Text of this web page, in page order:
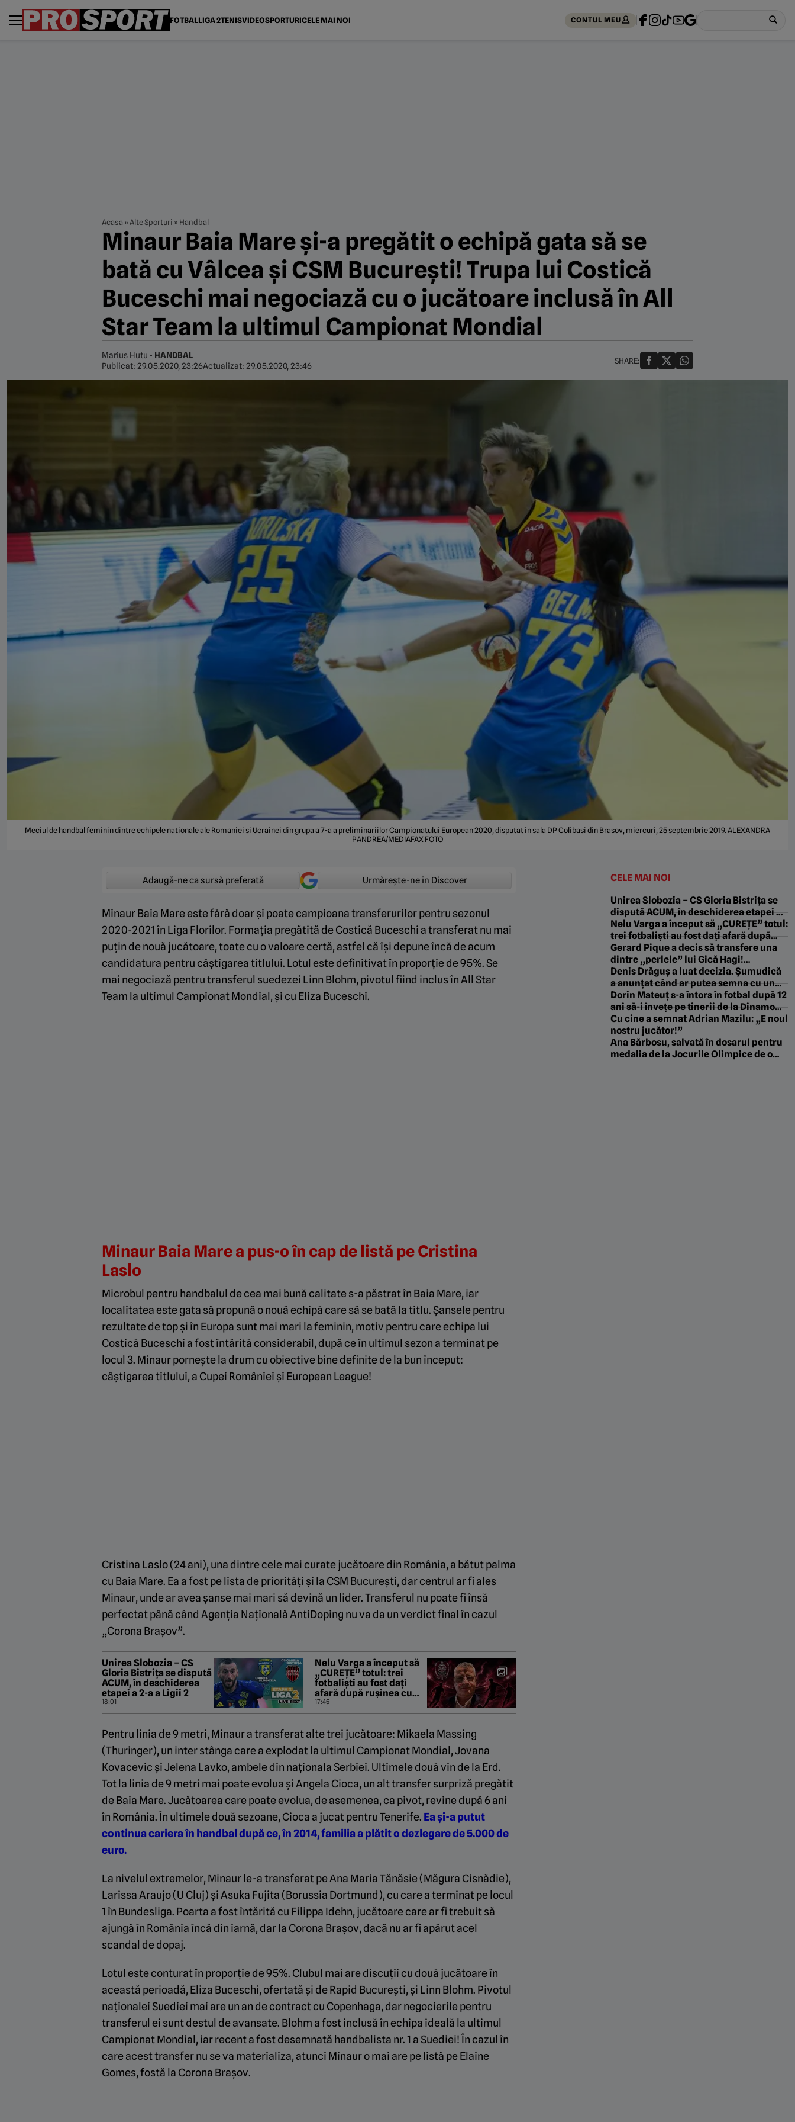
FOTBALLIGA 2TENISVIDEOSPORTURICELE MAI NOI CONTUL MEU
Acasa »Alte Sporturi » Handbal
Minaur Baia Mare și-a pregătit o echipă gata să se
bată cu Vâlcea și CSM București! Trupa lui Costică
Buceschi mai negociază cu o jucătoare inclusă în All
Star Team la ultimul Campionat Mondial
Marius Hutu • HANDBAL
Publicat: 29.05.2020, 23:26Actualizat: 29.05.2020, 23:46
SHARE:
Meciul de handbal feminin dintre echipele nationale ale Romaniei si Ucrainei din grupa a 7-a a preliminariilor Campionatului European 2020, disputat in sala DP Colibasi din Brasov, miercuri, 25 septembrie 2019. ALEXANDRA
PANDREA/MEDIAFAX FOTO
Adaugă-ne ca sursă preferată Urmărește-ne în Discover
Minaur Baia Mare este fără doar și poate campioana transferurilor pentru sezonul
2020-2021 în Liga Florilor. Formația pregătită de Costică Buceschi a transferat nu mai
puțin de nouă jucătoare, toate cu o valoare certă, astfel că își depune încă de acum
candidatura pentru câștigarea titlului. Lotul este definitivat în proporție de 95%. Se
mai negociază pentru transferul suedezei Linn Blohm, pivotul fiind inclus în All Star
Team la ultimul Campionat Mondial, și cu Eliza Buceschi.
Minaur Baia Mare a pus-o în cap de listă pe Cristina
Laslo
Microbul pentru handbalul de cea mai bună calitate s-a păstrat în Baia Mare, iar
localitatea este gata să propună o nouă echipă care să se bată la titlu. Șansele pentru
rezultate de top și în Europa sunt mai mari la feminin, motiv pentru care echipa lui
Costică Buceschi a fost întărită considerabil, după ce în ultimul sezon a terminat pe
locul 3. Minaur pornește la drum cu obiective bine definite de la bun început:
câștigarea titlului, a Cupei României și European League!
Cristina Laslo (24 ani), una dintre cele mai curate jucătoare din România, a bătut palma
cu Baia Mare. Ea a fost pe lista de priorități și la CSM București, dar centrul ar fi ales
Minaur, unde ar avea șanse mai mari să devină un lider. Transferul nu poate fi însă
perfectat până când Agenția Națională AntiDoping nu va da un verdict final în cazul
„Corona Brașov”.
Unirea Slobozia – CS
Gloria Bistrița se dispută
ACUM, în deschiderea
etapei a 2-a a Ligii 2
18:01
Nelu Varga a început să
„CUREȚE” totul: trei
fotbaliști au fost dați
afară după rușinea cu
Tromso!
17:45
Pentru linia de 9 metri, Minaur a transferat alte trei jucătoare: Mikaela Massing
(Thuringer), un inter stânga care a explodat la ultimul Campionat Mondial, Jovana
Kovacevic și Jelena Lavko, ambele din naționala Serbiei. Ultimele două vin de la Erd.
Tot la linia de 9 metri mai poate evolua și Angela Cioca, un alt transfer surpriză pregătit
de Baia Mare. Jucătoarea care poate evolua, de asemenea, ca pivot, revine după 6 ani
în România. În ultimele două sezoane, Cioca a jucat pentru Tenerife. Ea și-a putut
continua cariera în handbal după ce, în 2014, familia a plătit o dezlegare de 5.000 de
euro.
La nivelul extremelor, Minaur le-a transferat pe Ana Maria Tănăsie (Măgura Cisnădie),
Larissa Araujo (U Cluj) și Asuka Fujita (Borussia Dortmund), cu care a terminat pe locul
1 în Bundesliga. Poarta a fost întărită cu Filippa Idehn, jucătoare care ar fi trebuit să
ajungă în România încă din iarnă, dar la Corona Brașov, dacă nu ar fi apărut acel
scandal de dopaj.
Lotul este conturat în proporție de 95%. Clubul mai are discuții cu două jucătoare în
această perioadă, Eliza Buceschi, ofertată și de Rapid București, și Linn Blohm. Pivotul
naționalei Suediei mai are un an de contract cu Copenhaga, dar negocierile pentru
transferul ei sunt destul de avansate. Blohm a fost inclusă în echipa ideală la ultimul
Campionat Mondial, iar recent a fost desemnată handbalista nr. 1 a Suediei! În cazul în
care acest transfer nu se va materializa, atunci Minaur o mai are pe listă pe Elaine
Gomes, fostă la Corona Brașov.
CELE MAI NOI
Unirea Slobozia – CS Gloria Bistrița se
dispută ACUM, în deschiderea etapei a
2-a a Ligii 2
Nelu Varga a început să „CUREȚE” totul:
trei fotbaliști au fost dați afară după
rușinea cu Tromso!
Gerard Pique a decis să transfere una
dintre „perlele” lui Gică Hagi!
Fotbalistul se antrenează deja la echipa
catalanului
Denis Drăguș a luat decizia. Șumudică
a anunțat când ar putea semna cu un
club din Superliga, care nu e FCSB: „L-a
întărâtat!”
Dorin Mateuț s-a întors în fotbal după 12
ani să-i învețe pe tinerii de la Dinamo
cum să dea „Bilbao”: „Gleznă, minte și
exercițiu”. EXCLUSIV
Cu cine a semnat Adrian Mazilu: „E noul
nostru jucător!”
Ana Bărbosu, salvată în dosarul pentru
medalia de la Jocurile Olimpice de o